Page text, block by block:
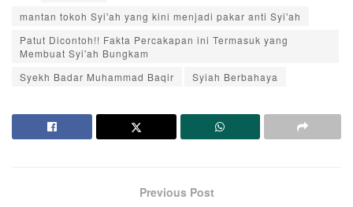
mantan tokoh Syi'ah yang kini menjadi pakar anti Syi'ah
Patut Dicontoh!! Fakta Percakapan ini Termasuk yang
Membuat Syi'ah Bungkam
Syekh Badar Muhammad Baqir
Syiah Berbahaya
Previous Post